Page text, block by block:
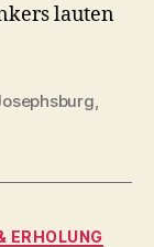
lauten
,
ERHOLUNG